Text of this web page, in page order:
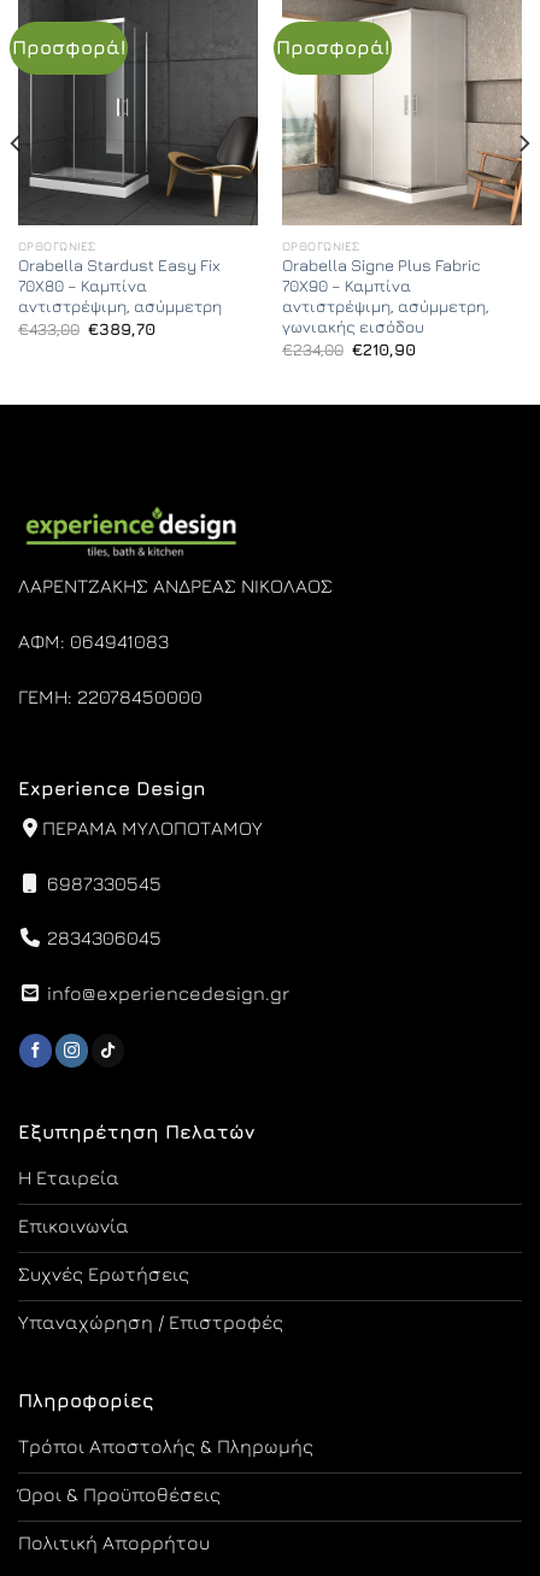
Προσφορά!
ΟΡΘΟΓΏΝΙΕΣ
Orabella Stardust Easy Fix
70X80 – Καμπίνα
αντιστρέψιμη, ασύμμετρη
€433,00 Original
€389,70Η
Προσφορά!
ΟΡΘΟΓΏΝΙΕΣ
Orabella Signe Plus Fabric
70X90 – Καμπίνα
αντιστρέψιμη, ασύμμετρη,
γωνιακής εισόδου
€234,00 Original
€210,90Η
€210,90.
ΛΑΡΕΝΤΖΑΚΗΣ ΑΝΔΡΕΑΣ ΝΙΚΟΛΑΟΣ
ΑΦΜ: 064941083
ΓΕΜΗ: 22078450000
Εξυπηρέτηση Πελατών
Η Εταιρεία
Επικοινωνία
Συχνές Ερωτήσεις
Υπαναχώρηση / Επιστροφές
Πληροφορίες
Τρόποι Αποστολής & Πληρωμής
Όροι & Προϋποθέσεις
Πολιτική Απορρήτου
Experience Design
ΠΕΡΑΜΑ ΜΥΛΟΠΟΤΑΜΟΥ
6987330545
2834306045
info@experiencedesign.gr